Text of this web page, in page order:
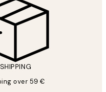
over 59 €